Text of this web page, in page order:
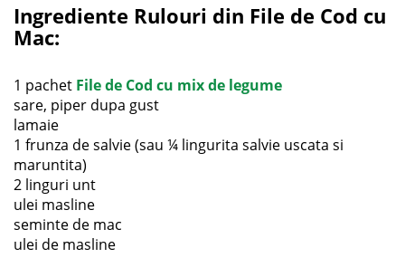
Ingrediente Rulouri din File de Cod cu
Mac:
1 pachet File de Cod cu mix de legume
sare, piper dupa gust
lamaie
1 frunza de salvie (sau ¼ lingurita salvie uscata si
maruntita)
2 linguri unt
ulei masline
seminte de mac
ulei de masline